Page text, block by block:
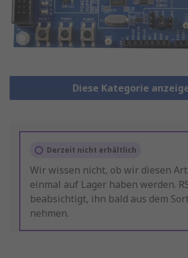
Diese Kategorie
Derzeit nicht erhältlich
Wir wissen nicht, ob wir diesen
einmal auf Lager haben werden.
beabsichtigt, ihn bald aus dem
nehmen.